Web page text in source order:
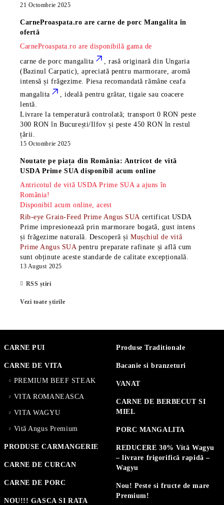
21 Octombrie 2025
CarneProaspata.ro arecarne de porc Mangalita în
ofertă
CarneProaspata.ro are disponibilă gama de
carne de porc mangalita
, rasă originară din Ungaria
(Bazinul Carpatic), apreciată pentru marmorare, aromă
intensă și frăgezime. Piesa recomandată rămâneceafa
mangalita
, ideală pentru grătar, tigaie sau coacere
lentă.
Livrare la temperatură controlată; transport 0 RON peste
300 RON în București/Ilfov și peste 450 RON în restul
țării.
15 Octombrie 2025
Noutate pe piața din România: Antricot de vită
USDA Prime SUA disponibil acum online
Antricotul de vită USDA Prime SUA a ajuns în
România!
Disponibil acum online, acest
Rib-eye Grain-Feed Prime Angus SUA certificat USDA
Prime impresionează prin marmorare bogată, gust intens
și frăgezime naturală. Descoperă șiMușchiul de vită
Prime Angus SUA pentru preparate rafinate și află cum
sunt obținute aceste standarde de calitate excepțională.
13 August 2025
RSS știri
Vezi toate știrile
CARNE PUI
CARNE DE VITA
PREMIUM BEEF STEAK
VITA ROMANEASCA
VITA WAGYU
Vită Angus Premium
PRODUSE CARMANGERIE
CARNE DE CURCAN
CARNE DE PORC
NOU!!! GASCA SI RATA
Produse Traditionale
Bacanie si branzeturi
VANAT
CARNE DE BERBECUT SI
MIEL
PORC MANGALITA
REDUCERE 30% Vită Wagyu
– livrare frigorifică rapidă –
Wagyu
Nou! Peste si fructe de mare
Premium!